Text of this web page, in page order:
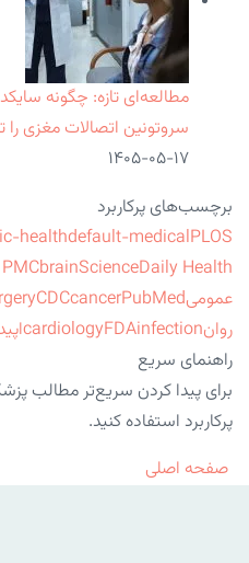
مطالعه‌ای تازه: چگونه
سروتونین اتصالات مغزی را
۱۴۰۵-۰۵-۱۷
برچسب‌های پرکاربرد
healthdefault-medicalPLOS
brainScienceDaily Health
عمومی
CDCcancerPubMed
روان
cardiologyFDAinfection
راهنمای سریع
برای پیدا کردن سریع‌تر مطالب
پرکاربرد استفاده کنید.
صفحه اصلی